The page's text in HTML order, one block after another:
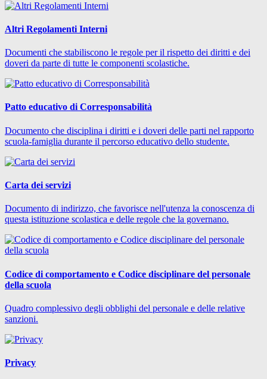
Altri Regolamenti Interni
Documenti che stabiliscono le regole per il rispetto dei diritti e dei
doveri da parte di tutte le componenti scolastiche.
Patto educativo di Corresponsabilità
Documento che disciplina i diritti e i doveri delle parti nel rapporto
scuola-famiglia durante il percorso educativo dello studente.
Carta dei servizi
Documento di indirizzo, che favorisce nell'utenza la conoscenza di
questa istituzione scolastica e delle regole che la governano.
Codice di comportamento e Codice disciplinare del personale
della scuola
Quadro complessivo degli obblighi del personale e delle relative
sanzioni.
Privacy